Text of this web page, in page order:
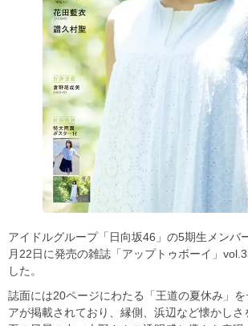
アイドルグループ「日向坂46」の5期生メンバ
月22日に発売の雑誌「アップトゥボーイ」
した。
誌面には20ページにわたる「王道の夏休み」
アが掲載されており、縁側、浜辺など懐かし